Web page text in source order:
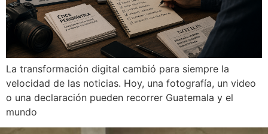
La transformación digital cambió para siempre la
velocidad de las noticias. Hoy, una fotografía, un video
o una declaración pueden recorrer Guatemala y el
mundo